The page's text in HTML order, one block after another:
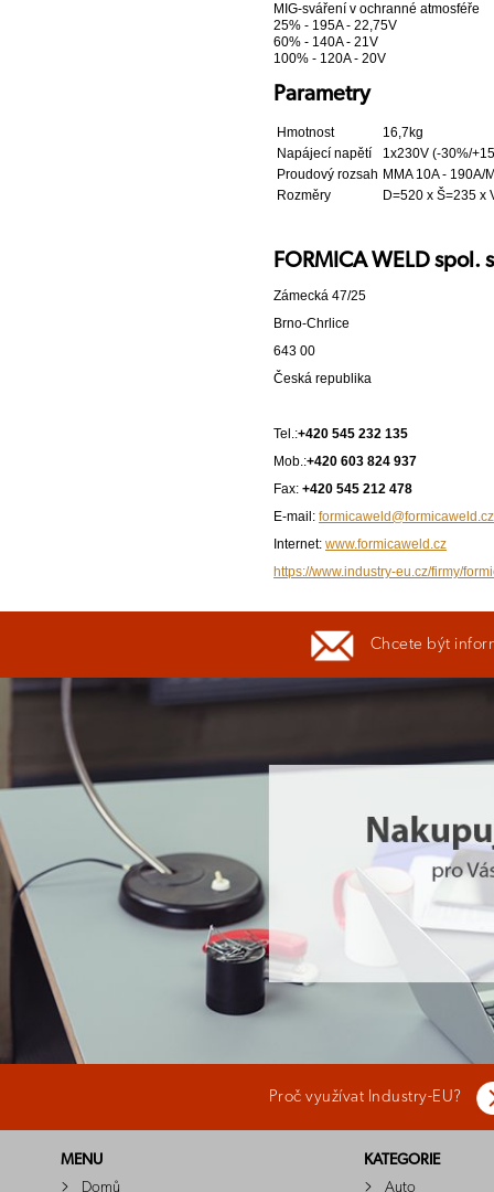
MIG-sváření v ochranné atmosféře
25% - 195A - 22,75V
60% - 140A - 21V
100% - 120A - 20V
Parametry
Hmotnost
16,7kg
Napájecí napětí
1x230V (-30%/
Proudový rozsah MMA 10A - 190A/
Rozměry
D=520 x Š=235 x
FORMICA WELD spol.
Zámecká 47/25
Brno-Chrlice
643 00
Česká republika
Tel.:+420 545 232 135
Mob.:+420 603 824 937
Fax: +420 545 212 478
E-mail: formicaweld@formicaweld.cz
Internet: www.formicaweld.cz
https://www.industry-eu.cz/firmy/
Chcete být
Proč využívat Industry-EU?
MENU
Domů
KATEGORIE
Auto